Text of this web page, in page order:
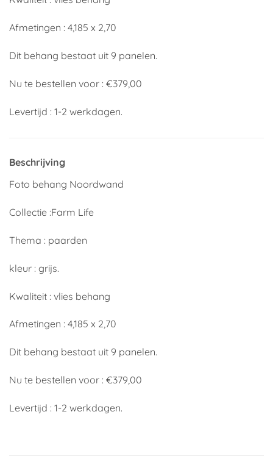
Afmetingen : 4,185 x 2,70
Dit behang bestaat uit 9 panelen.
Nu te bestellen voor : €379,00
Levertijd : 1-2 werkdagen.
Beschrijving
Foto behang Noordwand
Collectie :Farm Life
Thema : paarden
kleur : grijs.
Kwaliteit : vlies behang
Afmetingen : 4,185 x 2,70
Dit behang bestaat uit 9 panelen.
Nu te bestellen voor : €379,00
Levertijd : 1-2 werkdagen.